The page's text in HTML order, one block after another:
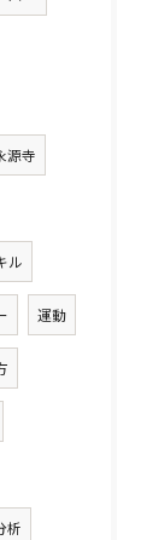
源寺
ル
運動
析